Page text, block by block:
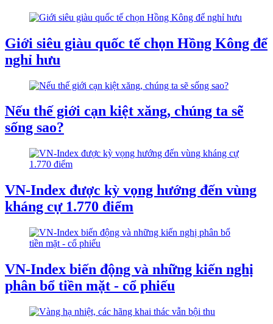
Giới siêu giàu quốc tế chọn Hồng Kông để
nghỉ hưu
Nếu thế giới cạn kiệt xăng, chúng ta sẽ
sống sao?
VN-Index được kỳ vọng hướng đến vùng
kháng cự 1.770 điểm
VN-Index biến động và những kiến nghị
phân bổ tiền mặt - cổ phiếu